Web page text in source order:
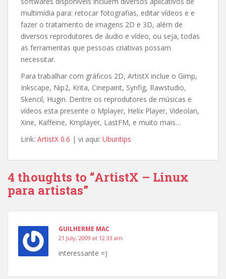
multimídia para: retocar fotografias, editar vídeos e e
fazer o tratamento de imagens 2D e 3D, além de
diversos reprodutores de áudio e vídeo, ou seja, todas
as ferramentas que pessoas criativas possam
necessitar.
Para trabalhar com gráficos 2D, ArtistX inclue o Gimp,
Inkscape, Nip2, Krita, Cinepaint, Synfig, Rawstudio,
Skencil, Hugin. Dentre os reprodutores de músicas e
vídeos esta presente o Mplayer, Helix Player, Videolan,
Xine, Kaffeine, Kmplayer, LastFM, e muito mais…
Link: ArtistX 0.6 | vi aqui: Ubuntips
4 thoughts to “ArtistX – Linux
para artistas”
GUILHERME MAC
21 July, 2009 at 12:33 am
interessante =)